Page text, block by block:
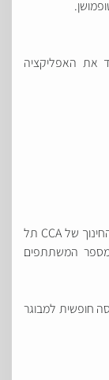
את האפליקציה
מעבדת שבת לילדים בהנחיית עדן בנט, מנהלת החינוך של CCA תל
ומתאימה לילדים בגילאים 6 עד 10. מספר המשתתפים
כניסה חופשית למבוגר